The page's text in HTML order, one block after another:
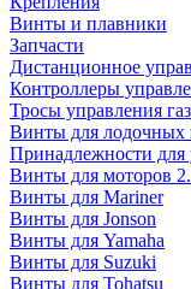
Винты и плавники
Запчасти
Дистанционное
Контроллеры
Тросы управления
Винты для лодочных
Принадлежности для
Винты для моторов
Винты для Mariner
Винты для Jonson
Винты для Yamaha
Винты для Suzuki
Винты для Tohatsu